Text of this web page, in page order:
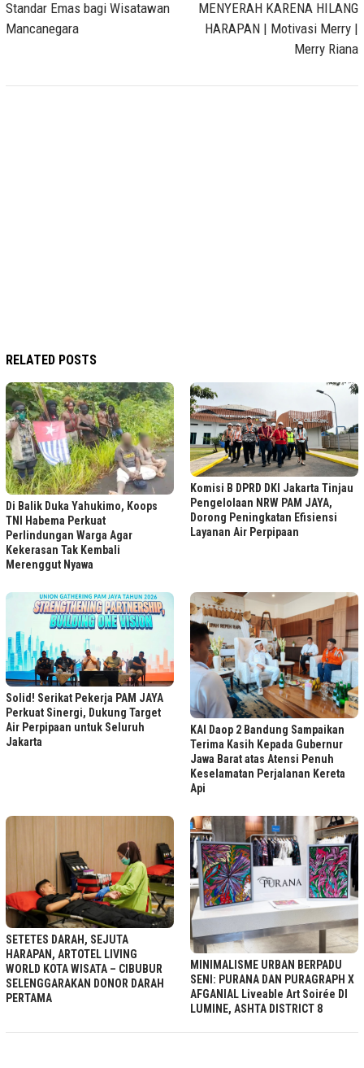
Standar Emas bagi Wisatawan
Mancanegara
MENYERAH KARENA HILANG
HARAPAN | Motivasi Merry |
Merry Riana
RELATED POSTS
Di Balik Duka Yahukimo, Koops
TNI Habema Perkuat
Perlindungan Warga Agar
Kekerasan Tak Kembali
Merenggut Nyawa
Komisi B DPRD DKI Jakarta Tinjau
Pengelolaan NRW PAM JAYA,
Dorong Peningkatan Efisiensi
Layanan Air Perpipaan
Solid! Serikat Pekerja PAM JAYA
Perkuat Sinergi, Dukung Target
Air Perpipaan untuk Seluruh
Jakarta
KAI Daop 2 Bandung Sampaikan
Terima Kasih Kepada Gubernur
Jawa Barat atas Atensi Penuh
Keselamatan Perjalanan Kereta
Api
SETETES DARAH, SEJUTA
HARAPAN, ARTOTEL LIVING
WORLD KOTA WISATA – CIBUBUR
SELENGGARAKAN DONOR DARAH
PERTAMA
MINIMALISME URBAN BERPADU
SENI: PURANA DAN PURAGRAPH X
AFGANIAL Liveable Art Soirée DI
LUMINE, ASHTA DISTRICT 8